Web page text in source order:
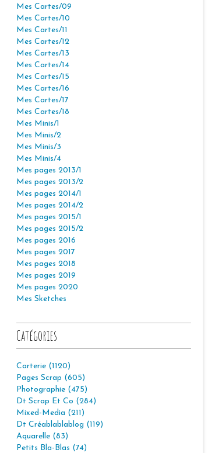
Mes Cartes/09
Mes Cartes/10
Mes Cartes/11
Mes Cartes/12
Mes Cartes/13
Mes Cartes/14
Mes Cartes/15
Mes Cartes/16
Mes Cartes/17
Mes Cartes/18
Mes Minis/1
Mes Minis/2
Mes Minis/3
Mes Minis/4
Mes pages 2013/1
Mes pages 2013/2
Mes pages 2014/1
Mes pages 2014/2
Mes pages 2015/1
Mes pages 2015/2
Mes pages 2016
Mes pages 2017
Mes pages 2018
Mes pages 2019
Mes pages 2020
Mes Sketches
Catégories
Carterie (1120)
Pages Scrap (605)
Photographie (475)
Dt Scrap Et Co (284)
Mixed-Media (211)
Dt Créablablablog (119)
Aquarelle (83)
Petits Bla-Blas (74)